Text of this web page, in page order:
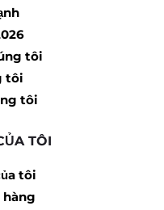
tôi
tôi
tôi
TÔI
tôi
hàng